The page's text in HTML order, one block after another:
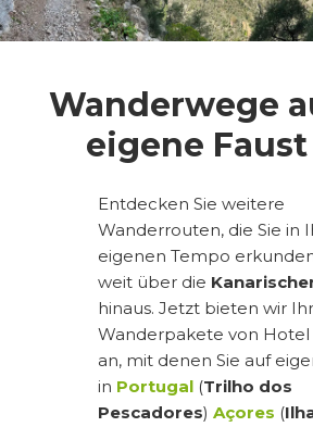
Wanderwege
eigene Faust
Entdecken Sie weitere
Wanderrouten, die Sie in
eigenen Tempo
weit über die
hinaus. Jetzt bieten wir
Wanderpakete von
an, mit denen Sie auf
in Portugal (Trilho dos
Pescadores) Açores (